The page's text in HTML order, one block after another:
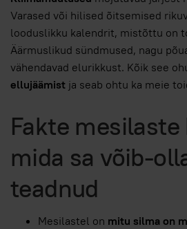
Varased või hilised õitsemised
looduslikku kalendrit, mistõttu on
Äärmuslikud sündmused, nagu
vähendavad elurikkust. Kõik see
ellujäämist ja seab ohtu ka meie
Fakte mesilaste
mida sa võib-
teadnud
Mesilastel on mitu silma on